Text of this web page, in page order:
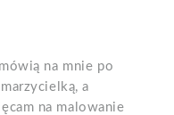
na mnie po
a
na malowanie